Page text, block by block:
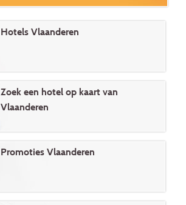
Hotels Vlaanderen
Zoek een hotel op kaart van
Vlaanderen
Promoties Vlaanderen